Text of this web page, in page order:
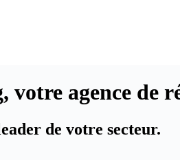
votre agence de
de votre secteur.